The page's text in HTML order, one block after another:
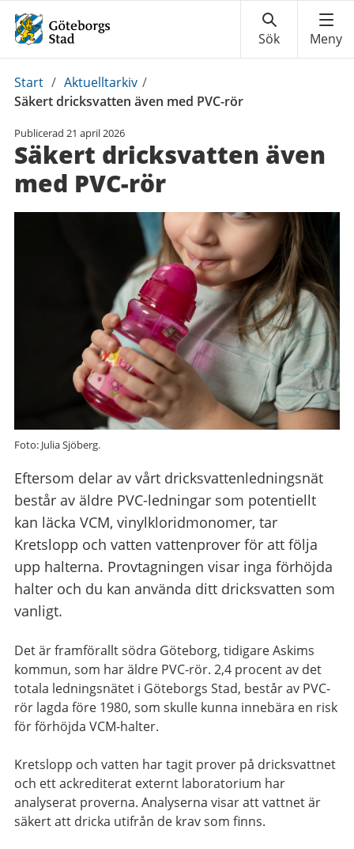
Du
är
Start / Aktuelltarkiv /
Säkert dricksvatten även med PVC-rör
Publicerad 21 april 2026
Säkert dricksvatten även
med PVC-rör
Foto: Julia Sjöberg.
Eftersom delar av vårt dricksvattenledningsnät
består av äldre PVC-ledningar som potentiellt
kan läcka VCM, vinylkloridmonomer, tar
Kretslopp och vatten vattenprover för att följa
upp halterna. Provtagningen visar inga förhöjda
halter och du kan använda ditt dricksvatten som
vanligt.
Det är framförallt södra Göteborg, tidigare Askims
kommun, som har äldre PVC-rör. 2,4 procent av det
totala ledningsnätet i Göteborgs Stad, består av PVC-
rör lagda före 1980, som skulle kunna innebära en risk
för förhöjda VCM-halter.
Kretslopp och vatten har tagit prover på dricksvattnet
och ett ackrediterat externt laboratorium har
analyserat proverna. Analyserna visar att vattnet är
säkert att dricka utifrån de krav som finns.